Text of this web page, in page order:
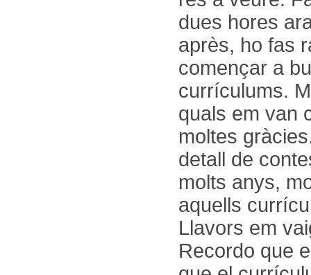
dues hores
après, ho fas
començar a
currículums.
quals em van
moltes
detall de
molts anys,
aquells
Llavors em
Recordo que